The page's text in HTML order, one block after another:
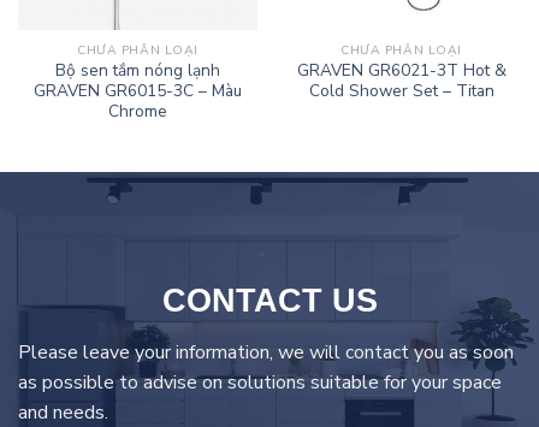
CHƯA PHÂN LOẠI
Bộ sen tắm nóng lạnh
GRAVEN GR6015-3C – Màu
Chrome
CHƯA PHÂN LOẠI
GRAVEN GR6021-3T Hot &
Cold Shower Set – Titan
CONTACT US
Please leave your information, we will contact you as soon
as possible to advise on solutions suitable for your space
and needs.